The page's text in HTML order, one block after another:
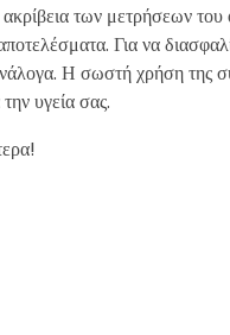
των μετρήσεων
Για να
Η σωστή χρήση της
υγεία σας.